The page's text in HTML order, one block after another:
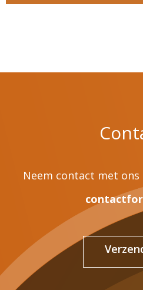
Neem contact met